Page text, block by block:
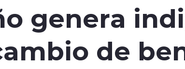
genera
de